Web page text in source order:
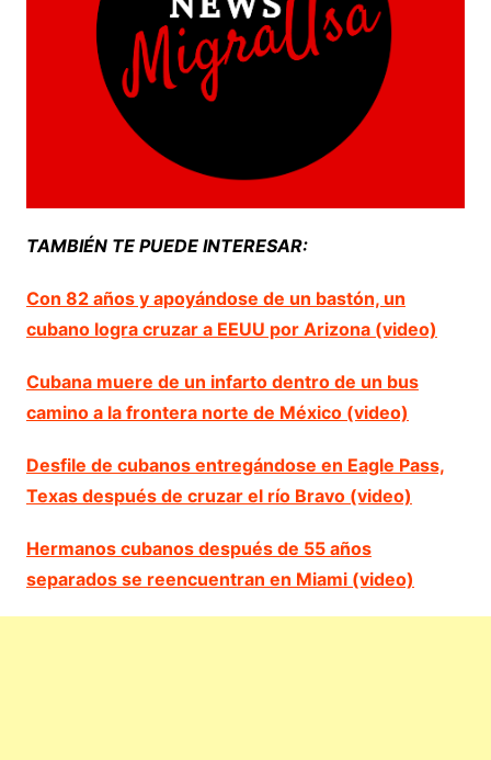
TAMBIÉN TE PUEDE INTERESAR:
Con 82 años y apoyándose de un bastón, un
cubano logra cruzar a EEUU por Arizona (video)
Cubana muere de un infarto dentro de un bus
camino a la frontera norte de México (video)
Desfile de cubanos entregándose en Eagle Pass,
Texas después de cruzar el río Bravo (video)
Hermanos cubanos después de 55 años
separados se reencuentran en Miami (video)